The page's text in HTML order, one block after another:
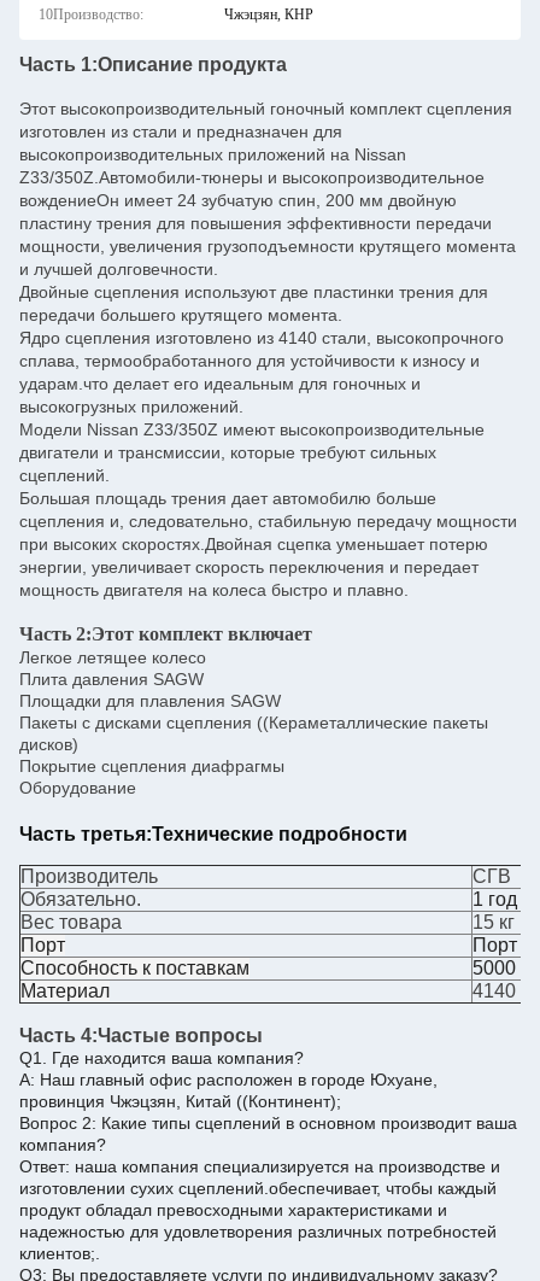
10Производство: Чжэцзян, КНР
Часть 1:Описание продукта
Этот высокопроизводительный гоночный комплект сцепления
изготовлен из стали и предназначен для
высокопроизводительных приложений на Nissan
Z33/350Z.Автомобили-тюнеры и высокопроизводительное
вождениеОн имеет 24 зубчатую спин, 200 мм двойную
пластину трения для повышения эффективности передачи
мощности, увеличения грузоподъемности крутящего момента
и лучшей долговечности.
Двойные сцепления используют две пластинки трения для
передачи большего крутящего момента.
Ядро сцепления изготовлено из 4140 стали, высокопрочного
сплава, термообработанного для устойчивости к износу и
ударам.что делает его идеальным для гоночных и
высокогрузных приложений.
Модели Nissan Z33/350Z имеют высокопроизводительные
двигатели и трансмиссии, которые требуют сильных
сцеплений.
Большая площадь трения дает автомобилю больше
сцепления и, следовательно, стабильную передачу мощности
при высоких скоростях.Двойная сцепка уменьшает потерю
энергии, увеличивает скорость переключения и передает
мощность двигателя на колеса быстро и плавно.
Часть 2:Этот комплект включает
Легкое летящее колесо
Плита давления SAGW
Площадки для плавления SAGW
Пакеты с дисками сцепления ((Кераметаллические пакеты
дисков)
Покрытие сцепления диафрагмы
Оборудование
Часть третья:Технические подробности
Производитель
СГВ
Обязательно.
1 год
Вес товара
15 кг
Порт
Порт
Способность к поставкам
5000
Материал
4140
Часть 4:Частые вопросы
Q1. Где находится ваша компания?
A: Наш главный офис расположен в городе Юхуане,
провинция Чжэцзян, Китай ((Континент);
Вопрос 2: Какие типы сцеплений в основном производит ваша
компания?
Ответ: наша компания специализируется на производстве и
изготовлении сухих сцеплений.обеспечивает, чтобы каждый
продукт обладал превосходными характеристиками и
надежностью для удовлетворения различных потребностей
клиентов;.
Q3: Вы предоставляете услуги по индивидуальному заказу?